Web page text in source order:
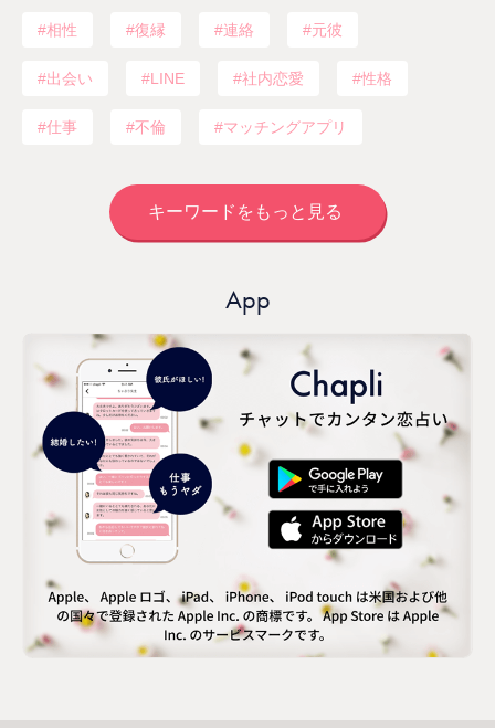
相性 復縁 連絡 元彼
出会い LINE 社内恋愛 性格
仕事 不倫 マッチングアプリ
キーワードをもっと見る
App